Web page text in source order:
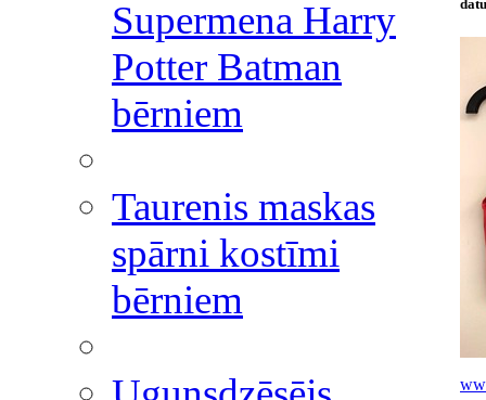
Supermena Harry
Potter Batman
bērniem
Taurenis maskas
spārni kostīmi
bērniem